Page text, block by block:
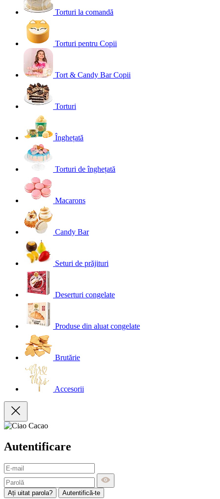
Torturi la comandă
Torturi pentru Copii
Tort & Candy Bar Copii
Torturi
Înghețată
Torturi de înghețată
Macarons
Candy Bar
Seturi de prăjituri
Deserturi congelate
Produse din aluat congelate
Brutărie
Accesorii
Autentificare
Ați uitat parola? Autentifică-te